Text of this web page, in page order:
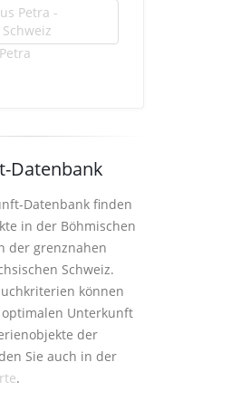
Datenbank
Datenbank finden
in der Böhmischen
der grenznahen
Schweiz.
können
Unterkunft
der
Sie auch in der
.